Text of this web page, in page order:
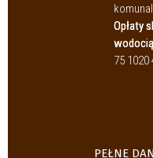
Opłaty
75 1020
PEŁNE